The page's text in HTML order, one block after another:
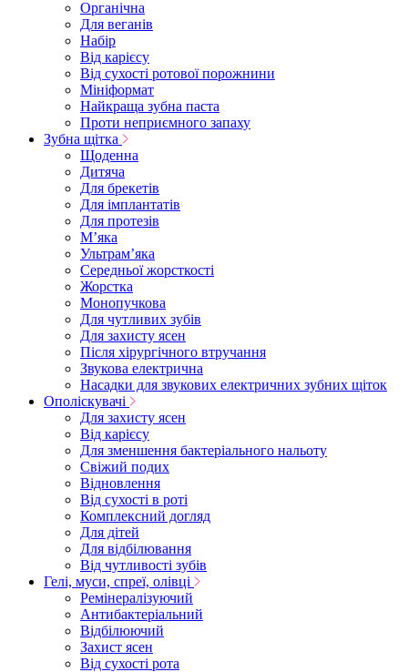
Органічна
Для веганів
Набір
Від карієсу
Від сухості ротової порожнини
Мініформат
Найкраща зубна паста
Проти неприємного запаху
Зубна щітка
Щоденна
Дитяча
Для брекетів
Для імплантатів
Для протезів
Мʼяка
Ультрамʼяка
Середньої жорсткості
Жорстка
Монопучкова
Для чутливих зубів
Для захисту ясен
Після хірургічного втручання
Звукова електрична
Насадки для звукових електричних зубних щіток
Ополіскувачі
Для захисту ясен
Від карієсу
Для зменшення бактеріального нальоту
Свіжий подих
Відновлення
Від сухості в роті
Комплексний догляд
Для дітей
Для відбілювання
Від чутливості зубів
Гелі, муси, спреї, олівці
Ремінералізуючий
Антибактеріальний
Відбілюючий
Захист ясен
Від сухості рота